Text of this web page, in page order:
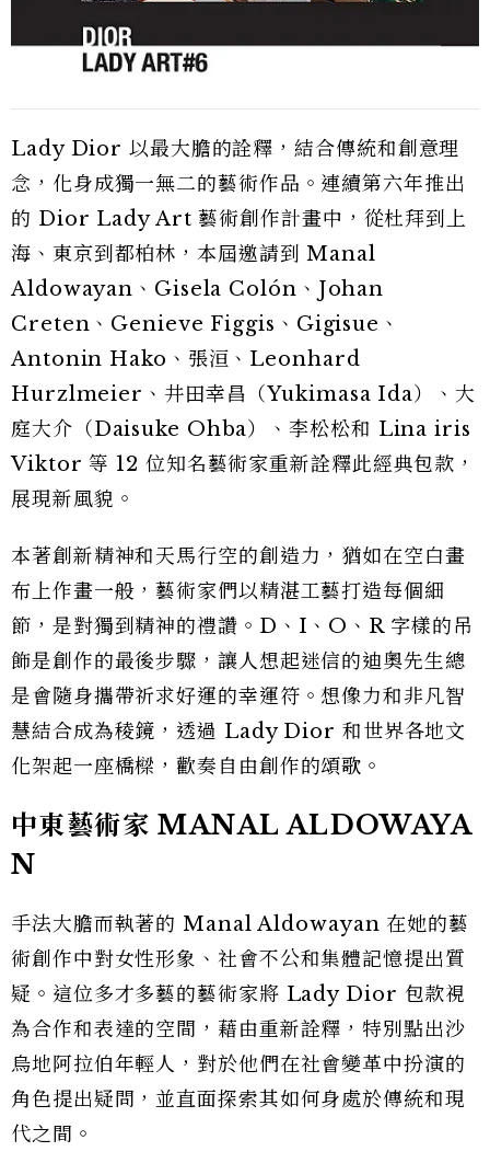
Lady Dior 以最大膽的詮釋，結合傳統和創意理
念，化身成獨一無二的藝術作品。連續第六年推出
的 Dior Lady Art 藝術創作計畫中，從杜拜到上
海、東京到都柏林，本屆邀請到 Manal
Aldowayan、Gisela Colón、Johan
Creten、Genieve Figgis、Gigisue、
Antonin Hako、張洹、Leonhard
Hurzlmeier、井田幸昌（Yukimasa Ida）、大
庭大介（Daisuke Ohba）、李松松和 Lina iris
Viktor 等 12 位知名藝術家重新詮釋此經典包款，
展現新風貌。
本著創新精神和天馬行空的創造力，猶如在空白畫
布上作畫一般，藝術家們以精湛工藝打造每個細
節，是對獨到精神的禮讚。D、I、O、R 字樣的吊
飾是創作的最後步驟，讓人想起迷信的迪奧先生總
是會隨身攜帶祈求好運的幸運符。想像力和非凡智
慧結合成為稜鏡，透過 Lady Dior 和世界各地文
化架起一座橋樑，歡奏自由創作的頌歌。
中東藝術家 MANAL ALDOWAYA
N
手法大膽而執著的 Manal Aldowayan 在她的藝
術創作中對女性形象、社會不公和集體記憶提出質
疑。這位多才多藝的藝術家將 Lady Dior 包款視
為合作和表達的空間，藉由重新詮釋，特別點出沙
烏地阿拉伯年輕人，對於他們在社會變革中扮演的
角色提出疑問，並直面探索其如何身處於傳統和現
代之間。